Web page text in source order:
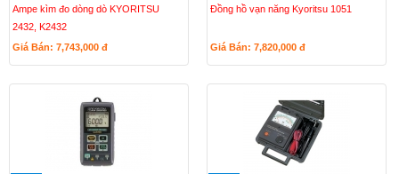
Ampe kìm đo dòng dò KYORITSU
2432, K2432
Giá Bán: 7,743,000 đ
Đồng hồ vạn năng Kyoritsu 1051
Giá Bán: 7,820,000 đ